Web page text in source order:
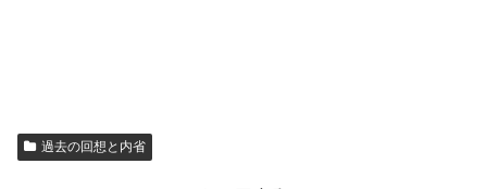
過去の回想と内省